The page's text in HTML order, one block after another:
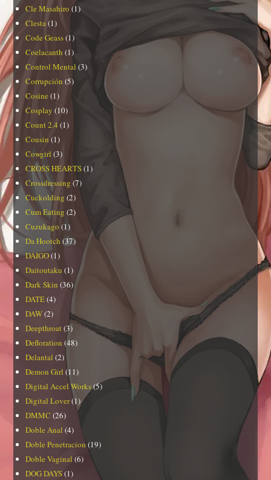
Cle Masahiro (1)
Clesta(1)
Code Geass(1)
Coelacanth (1)
Control Mental (3)
Corrupción (5)
Cosine (1)
Cosplay (10)
Count 2.4 (1)
Cousin (1)
Cowgirl (3)
CROSS HEARTS(1)
Crossdressing (7)
Cuckolding (2)
Cum Eating (2)
Cuzukago (1)
Da Hootch (37)
DAIGO(1)
Daitoutaku (1)
Dark Skin (36)
DATE(4)
DAW(2)
Deepthroat(3)
Defloration (48)
Delantal (2)
Demon Girl (11)
Digital Accel Works(5)
Digital Lover(1)
DMMC (26)
Doble Anal (4)
Doble Penetracion(19)
Doble Vaginal (6)
DOG DAYS(1)